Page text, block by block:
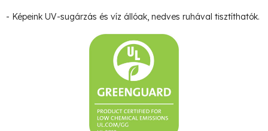
- Képeink UV-sugárzás és víz állóak, nedves ruhával tisztíthatók.